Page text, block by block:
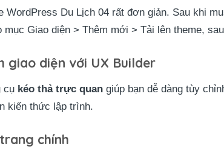
WordPress Du Lịch 04 rất đơn giản. Sau khi
mục Giao diện > Thêm mới > Tải lên theme,
giao diện với UX Builder
cụ kéo thả trực quan giúp bạn dễ dàng tùy
kiến thức lập trình.
chính